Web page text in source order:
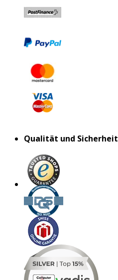
Qualität und Sicherheit